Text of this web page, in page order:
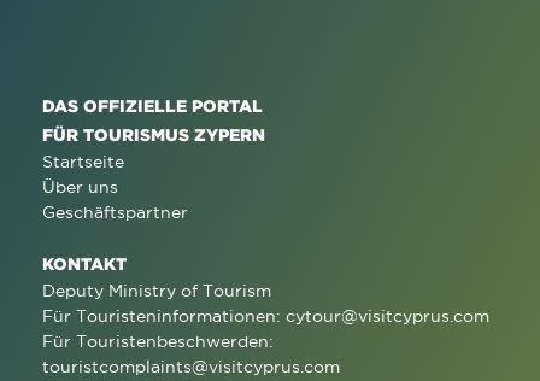
DAS OFFIZIELLE PORTAL
FÜR TOURISMUS ZYPERN
Startseite
Über uns
Geschäftspartner
KONTAKT
Deputy Ministry of Tourism
Für Touristeninformationen: cytour@visitcyprus.com
Für Touristenbeschwerden:
touristcomplaints@visitcyprus.com